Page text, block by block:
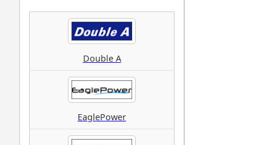
Double A
EaglePower